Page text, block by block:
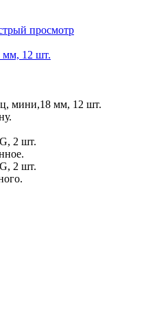
просмотр
мм, 12 шт.
мини,18 мм, 12 шт.
2 шт.
2 шт.